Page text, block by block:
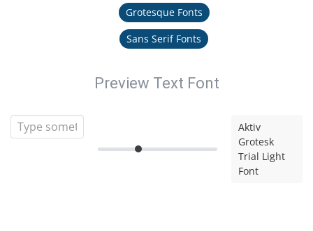
Grotesque Fonts
Sans Serif Fonts
Preview Text Font
Aktiv
Grotesk
Trial Light
Font